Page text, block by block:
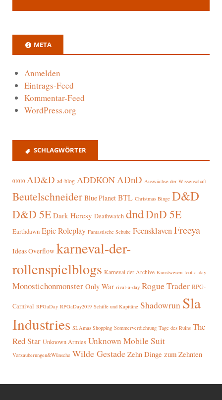
META
Anmelden
Eintrags-Feed
Kommentar-Feed
WordPress.org
SCHLAGWÖRTER
01010 AD&D ad-blog ADDKON ADnD Auswüchse der Wissenschaft
Beutelschneider Blue Planet BTL Christmas Binge D&D
D&D 5E Dark Heresy Deathwatch dndDnD 5E
Earthdawn Epic Roleplay Fantastische Schuhe FeensklavenFreeya
Ideas Overflow karneval-der-
rollenspielblogs Karneval der Archive Kunstwesen loot-a-day
Monostichonmonster Only War rival-a-day Rogue Trader RPG-
Carnival RPGaDay RPGaDay2019 Schiffe und Kapitäne Shadowrun Sla
Industries SLAmas Shopping Sommerverdichtung Tage des Ruins The
Red Star Unknown Armies Unknown Mobile Suit
Verzauberungen&Wünsche Wilde Gestade Zehn Dinge zum Zehnten